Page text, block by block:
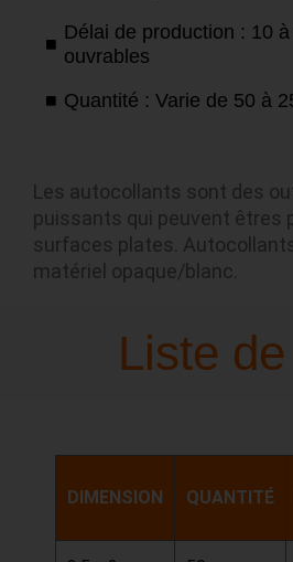
Délai de production : 10
ouvrables
Quantité : Varie de 50 à
Les autocollants sont des
puissants qui peuvent êtres
surfaces plates.
matériel opaque/blanc.
Liste
DIMENSION QUANTITÉ